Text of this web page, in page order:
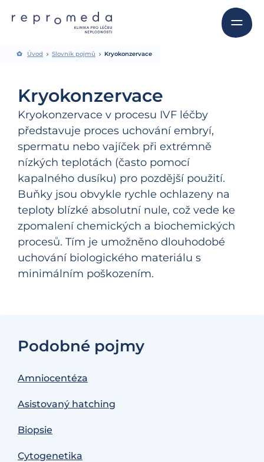
Úvod Slovník pojmů Kryokonzervace
Kryokonzervace
Kryokonzervace v procesu IVF léčby
představuje proces uchování embryí,
spermatu nebo vajíček při extrémně
nízkých teplotách (často pomocí
kapalného dusíku) pro pozdější použití.
Buňky jsou obvykle rychle ochlazeny na
teploty blízké absolutní nule, což vede ke
zpomalení chemických a biochemických
procesů. Tím je umožněno dlouhodobé
uchování biologického materiálu s
minimálním poškozením.
Podobné pojmy
Amniocentéza
Asistovaný hatching
Biopsie
Cytogenetika